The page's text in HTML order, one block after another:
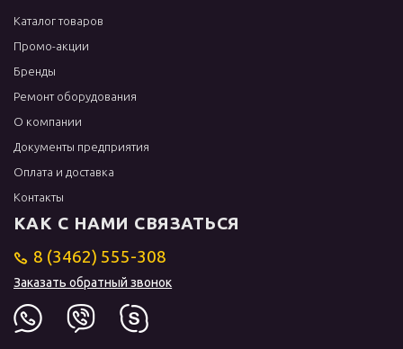
Каталог товаров
Промо-акции
Бренды
Ремонт оборудования
О компании
Документы предприятия
Оплата и доставка
Контакты
КАК С НАМИ СВЯЗАТЬСЯ
8 (3462) 555-308
Заказать обратный звонок